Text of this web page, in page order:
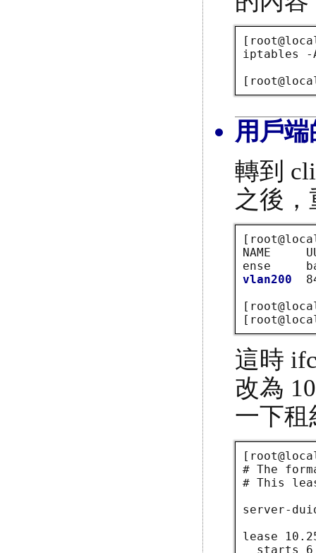
iptables -
用戶
轉到
之後
NAME
vlan200
這時
改為
一下
# The
# This
server-
lease
starts